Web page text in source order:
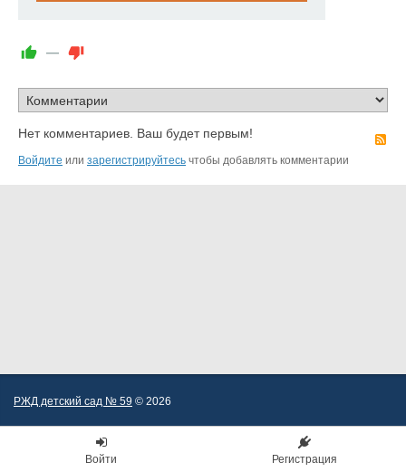
—
Нет комментариев. Ваш будет первым!
Войдите или зарегистрируйтесь чтобы добавлять комментарии
РЖД детский сад № 59 © 2026
Войти Регистрация